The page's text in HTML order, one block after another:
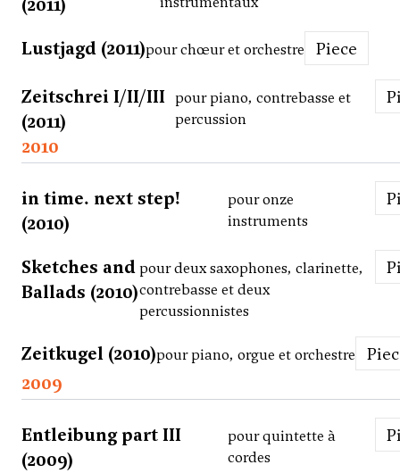
Lustjagd (2011)pour chœur et orchestre Piece
Zeitschrei I/II/III
(2011)
pour piano, contrebasse et
percussion
2010
in time. next step!
(2010)
pour onze
instruments
Sketches and
Ballads (2010)
pour deux saxophones, clarinette,
contrebasse et deux
percussionnistes
Zeitkugel (2010)pour piano, orgue et orchestre
2009
Entleibung part III
(2009)
pour quintette à
cordes